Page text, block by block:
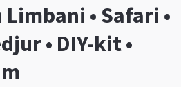
• Safari •
• DIY-kit •